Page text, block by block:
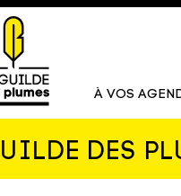
À VOS
DES